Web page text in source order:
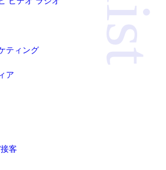
ティング
ア
客